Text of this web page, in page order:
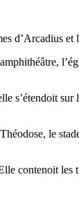
d’Arcadius et
s’étendoit sur
le
contenoit les